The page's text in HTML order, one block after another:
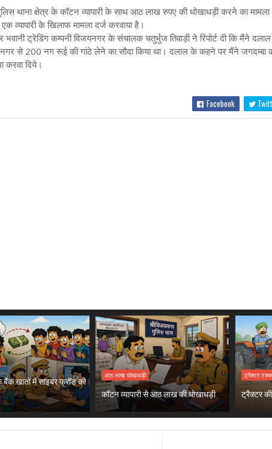
थाना क्षेत्र के कॉटन व्यापारी के साथ आठ लाख रुपए की धोखाधड़ी करने का मामला
व्यापारी के खिलाफ मामला दर्ज करवाया है।
ट्रेडिंग कम्पनी विजयनगर के संचालक चतुर्भुज तिवाड़ी ने रिपोर्ट दी कि मैंने
से 200 नग रूई की गांठे लेने का सौदा किया था। दलाल के कहने पर मैंने जगदम्बा
करवा दिये।
Facebook
खातों में साइबर फ्रॉड की
आठ लाख धोखाधड़ी
कॉटन व्यापारी से आठ लाख की धोखाधड़ी
ट्रैक्टर
ट्रैक्टर